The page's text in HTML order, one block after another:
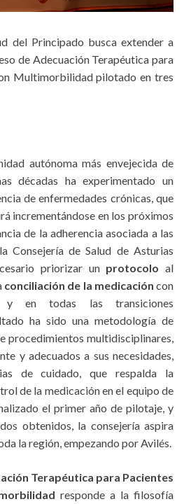
del Principado busca extender a
de Adecuación Terapéutica para
Multimorbilidad pilotado en tres
autónoma más envejecida de
décadas ha experimentado un
de enfermedades crónicas, que
incrementándose en los próximos
de la adherencia asociada a las
Consejería de Salud de Asturias
priorizar un protocolo al
conciliación de la medicación con
y en todas las transiciones
ha sido una metodología de
procedimientos multidisciplinares,
y adecuados a sus necesidades,
de cuidado, que respalda la
de la medicación en el equipo de
el primer año de pilotaje, y
obtenidos, la consejería aspira
la región, empezando por Avilés.
Terapéutica para Pacientes
responde a la filosofía